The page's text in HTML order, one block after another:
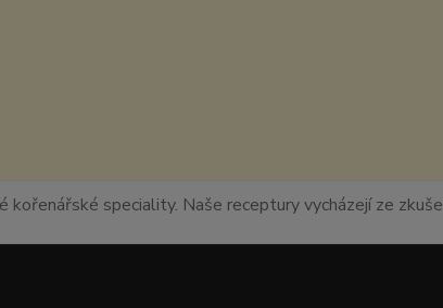
speciality. Naše receptury vycházejí ze